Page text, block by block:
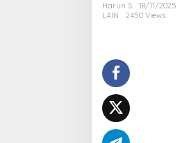
Harun S
18/11/2025
LAIN
2450 Views